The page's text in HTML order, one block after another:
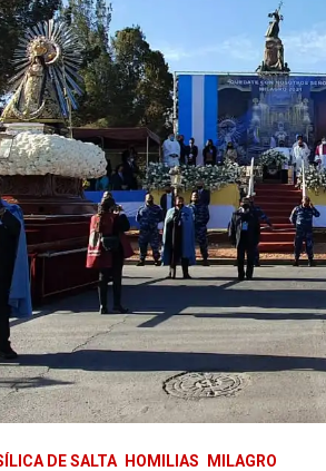
DE SALTA HOMILIAS MILAGRO